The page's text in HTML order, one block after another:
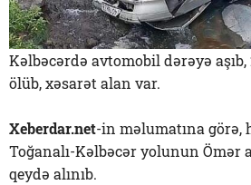
Kəlbəcərdə avtomobil dərəyə
ölüb, xəsarət alan var.
Xeberdar.net-in məlumatına görə,
Toğanalı-Kəlbəcər yolunun Ömər
qeydə alınıb.